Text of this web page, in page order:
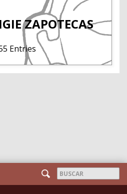
ZAPOTECAS
Entries
Formulario
Buscar